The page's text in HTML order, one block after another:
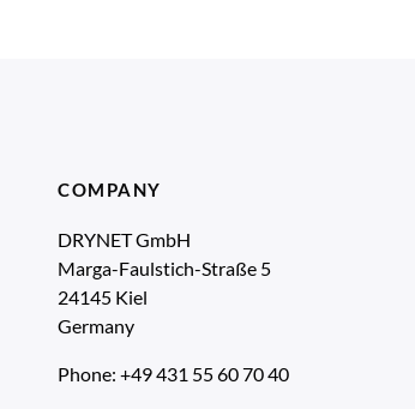
COMPANY
DRYNET GmbH
Marga-Faulstich-Straße 5
24145 Kiel
Germany
Phone: +49 431 55 60 70 40